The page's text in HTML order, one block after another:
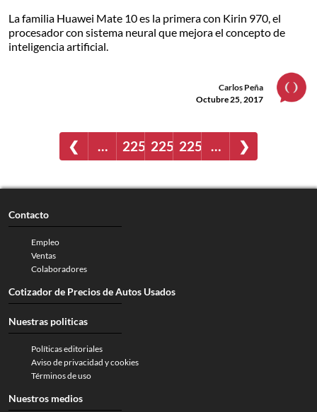
La familia Huawei Mate 10 es la primera con Kirin 970, el
procesador con sistema neural que mejora el concepto de
inteligencia artificial.
Carlos Peña
Octubre 25, 2017
❮ … 225722582259 … ❯
Contacto
Empleo
Ventas
Colaboradores
Cotizador de Precios de Autos Usados
Nuestras politicas
Políticas editoriales
Aviso de privacidad y cookies
Términos de uso
Nuestros medios